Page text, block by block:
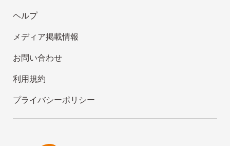
ヘルプ
メディア掲載情報
お問い合わせ
利用規約
プライバシーポリシー